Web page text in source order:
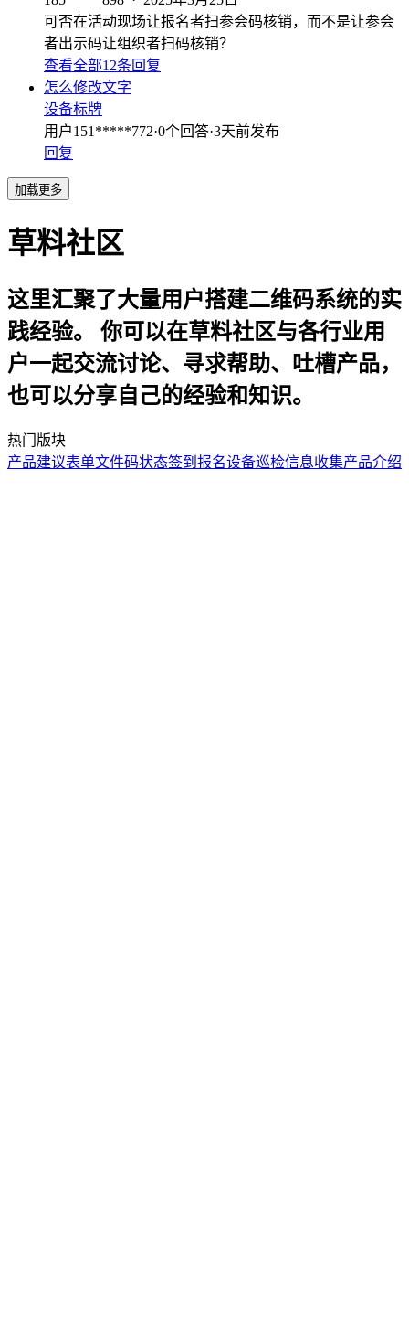
可否在活动现场让报名者扫参会码核销，而不是让参会
者出示码让组织者扫码核销？
查看全部12条回复
怎么修改文字
设备标牌
用户151*****772·0个回答·3天前发布
回复
加载更多
草料社区
这里汇聚了大量用户搭建二维码系统的实
践经验。 你可以在草料社区与各行业用
户一起交流讨论、寻求帮助、吐槽产品，
也可以分享自己的经验和知识。
热门版块
产品建议表单文件码状态签到报名设备巡检信息收集产品介绍